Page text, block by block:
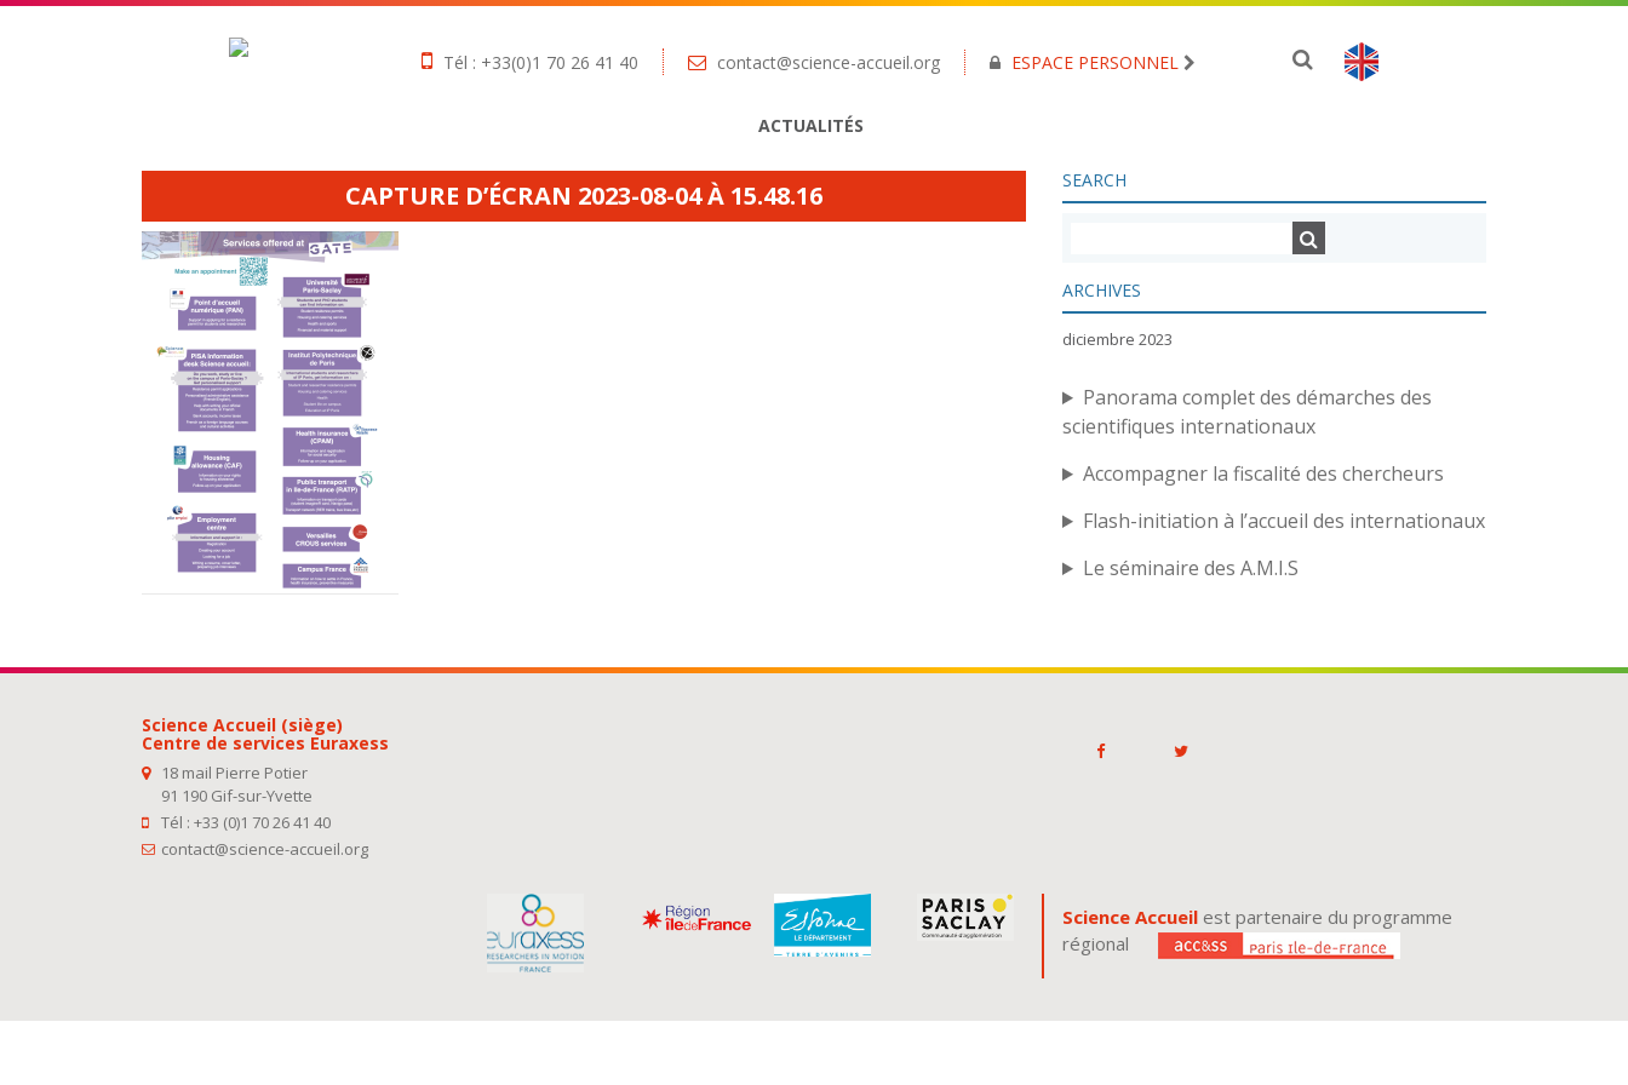
Tél : +33(0)1 70 26 41 40 contact@science-accueil.org ESPACE PERSONNEL
ACTUALITÉS
CAPTURE D’ÉCRAN 2023-08-04 À 15.48.16 SEARCH
ARCHIVES
diciembre 2023
Panorama complet des démarches des
scientifiques internationaux
Accompagner la fiscalité des chercheurs
Flash-initiation à l’accueil des internationaux
Le séminaire des A.M.I.S
Science Accueil (siège)
Centre de services Euraxess
18 mail Pierre Potier
91 190 Gif-sur-Yvette
Tél : +33 (0)1 70 26 41 40
contact@science-accueil.org
Science Accueil est partenaire du programme
régional